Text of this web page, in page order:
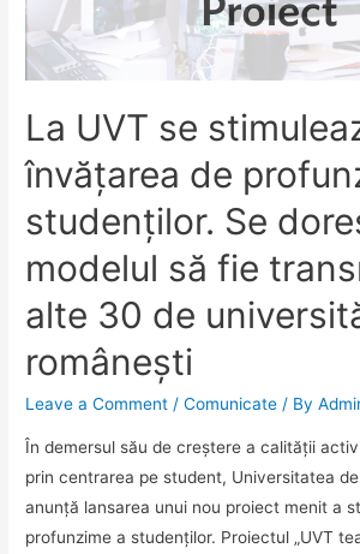
La UVT se
învățarea de
studenților. Se
modelul să fie
alte 30 de
românești
Leave a Comment /Comunicate / By
În demersul său de creștere a calității
prin centrarea pe student, Universitatea
anunță lansarea unui nou proiect menit a
profunzime a studenților. Proiectul „UVT